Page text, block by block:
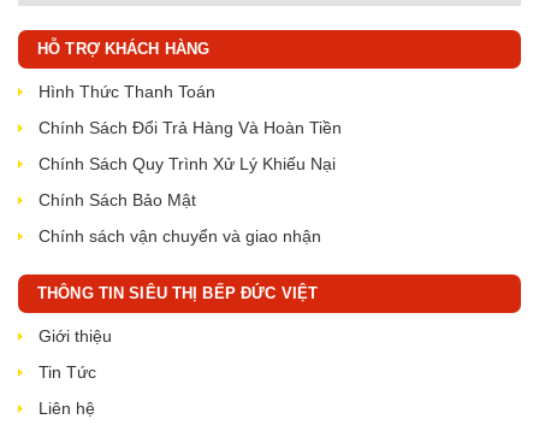
HỖ TRỢ KHÁCH HÀNG
Hình Thức Thanh Toán
Chính Sách Đổi Trả Hàng Và Hoàn Tiền
Chính Sách Quy Trình Xử Lý Khiếu Nại
Chính Sách Bảo Mật
Chính sách vận chuyển và giao nhận
THÔNG TIN SIÊU THỊ BẾP ĐỨC VIỆT
Giới thiệu
Tin Tức
Liên hệ